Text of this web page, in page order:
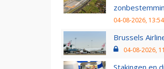
04-08-2026, 13:54
Brussels
04-08-2026,